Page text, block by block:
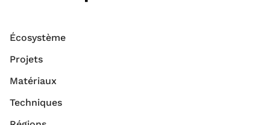
Écosystème
Projets
Matériaux
Techniques